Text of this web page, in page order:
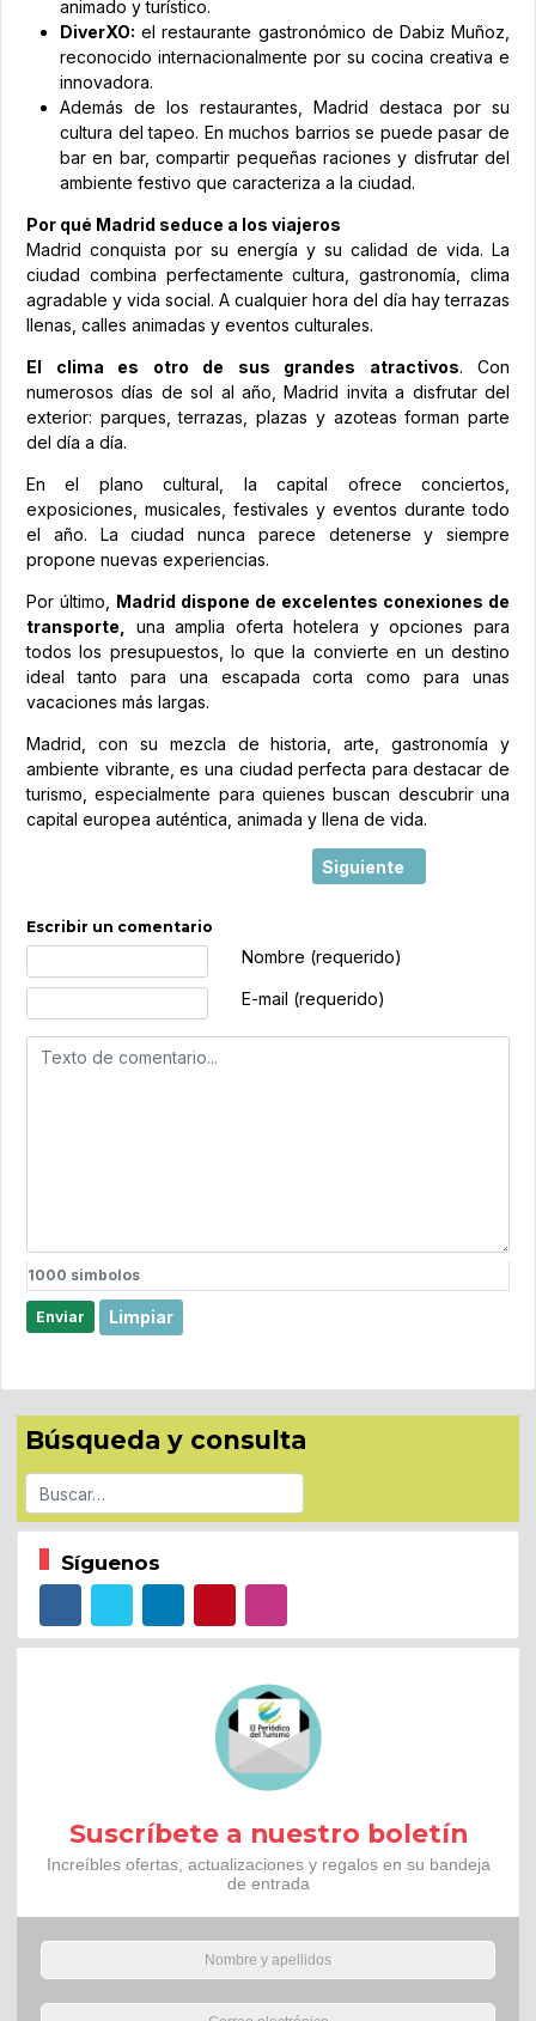
animado y turístico.
DiverXO: el restaurante gastronómico de Dabiz Muñoz,
reconocido internacionalmente por su cocina creativa e
innovadora.
Además de los restaurantes, Madrid destaca por su
cultura del tapeo. En muchos barrios se puede pasar de
bar en bar, compartir pequeñas raciones y disfrutar del
ambiente festivo que caracteriza a la ciudad.
Por qué Madrid seduce a los viajeros
Madrid conquista por su energía y su calidad de vida. La
ciudad combina perfectamente cultura, gastronomía, clima
agradable y vida social. A cualquier hora del día hay terrazas
llenas, calles animadas y eventos culturales.
El clima es otro de sus grandes atractivos. Con
numerosos días de sol al año, Madrid invita a disfrutar del
exterior: parques, terrazas, plazas y azoteas forman parte
del día a día.
En el plano cultural, la capital ofrece conciertos,
exposiciones, musicales, festivales y eventos durante todo
el año. La ciudad nunca parece detenerse y siempre
propone nuevas experiencias.
Por último, Madrid dispone de excelentes conexiones de
transporte, una amplia oferta hotelera y opciones para
todos los presupuestos, lo que la convierte en un destino
ideal tanto para una escapada corta como para unas
vacaciones más largas.
Madrid, con su mezcla de historia, arte, gastronomía y
ambiente vibrante, es una ciudad perfecta para destacar de
turismo, especialmente para quienes buscan descubrir una
capital europea auténtica, animada y llena de vida.
Artículo siguiente:
Siguiente
Escribir un comentario
Nombre (requerido)
E-mail (requerido)
1000 simbolos
Enviar Limpiar
Búsqueda y consulta
Buscar
Síguenos
Suscríbete a nuestro boletín
Increíbles ofertas, actualizaciones y regalos en su bandeja
de entrada